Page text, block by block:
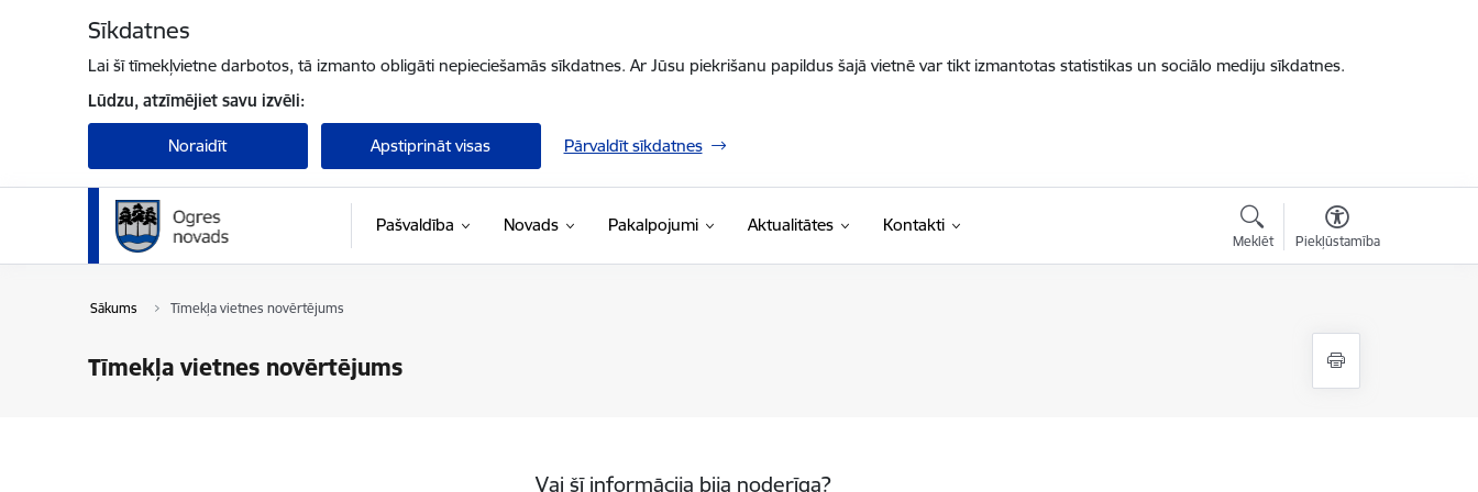
Sīkdatnes
Lai šī tīmekļvietne darbotos, tā izmanto obligāti nepieciešamās sīkdatnes. Ar Jūsu piekrišanu papildus šajā vietnē var tikt izmantotas statistikas un sociālo mediju sīkdatnes.
Lūdzu, atzīmējiet savu izvēli:
Noraidīt Apstiprināt visas Pārvaldīt sīkdatnes
Pašvaldība Novads Pakalpojumi Aktualitātes Kontakti
Meklēt Piekļūstamība
Sākums Tīmekļa vietnes novērtējums
Tīmekļa vietnes novērtējums
Vai šī informācija bija noderīga?